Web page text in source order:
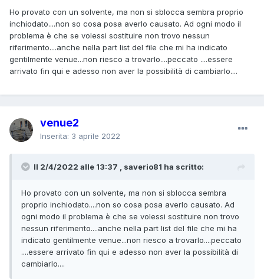
Ho provato con un solvente, ma non si sblocca sembra proprio
inchiodato....non so cosa posa averlo causato. Ad ogni modo il
problema è che se volessi sostituire non trovo nessun
riferimento....anche nella part list del file che mi ha indicato
gentilmente venue...non riesco a trovarlo....peccato ....essere
arrivato fin qui e adesso non aver la possibilità di cambiarlo....
venue2
Inserita: 3 aprile 2022
Il 2/4/2022 alle 13:37 , saverio81 ha scritto:
Ho provato con un solvente, ma non si sblocca sembra
proprio inchiodato....non so cosa posa averlo causato. Ad
ogni modo il problema è che se volessi sostituire non trovo
nessun riferimento....anche nella part list del file che mi ha
indicato gentilmente venue...non riesco a trovarlo....peccato
....essere arrivato fin qui e adesso non aver la possibilità di
cambiarlo....